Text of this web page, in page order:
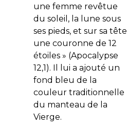
une femme revêtue
du soleil, la lune sous
ses pieds, et sur sa tête
une couronne de 12
étoiles» (Apocalypse
12,1). Il lui a ajouté un
fond bleu de la
couleur traditionnelle
du manteau de la
Vierge.